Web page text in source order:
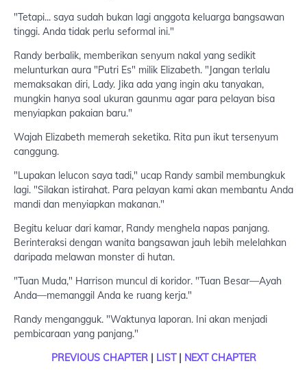
"Tetapi... saya sudah bukan lagi anggota keluarga bangsawan
tinggi. Anda tidak perlu seformal ini."
Randy berbalik, memberikan senyum nakal yang sedikit
melunturkan aura "Putri Es" milik Elizabeth. "Jangan terlalu
memaksakan diri, Lady. Jika ada yang ingin aku tanyakan,
mungkin hanya soal ukuran gaunmu agar para pelayan bisa
menyiapkan pakaian baru."
Wajah Elizabeth memerah seketika. Rita pun ikut tersenyum
canggung.
"Lupakan lelucon saya tadi," ucap Randy sambil membungkuk
lagi. "Silakan istirahat. Para pelayan kami akan membantu Anda
mandi dan menyiapkan makanan."
Begitu keluar dari kamar, Randy menghela napas panjang.
Berinteraksi dengan wanita bangsawan jauh lebih melelahkan
daripada melawan monster di hutan.
"Tuan Muda," Harrison muncul di koridor. "Tuan Besar—Ayah
Anda—memanggil Anda ke ruang kerja."
Randy mengangguk. "Waktunya laporan. Ini akan menjadi
pembicaraan yang panjang."
PREVIOUS CHAPTER| LIST | NEXT CHAPTER